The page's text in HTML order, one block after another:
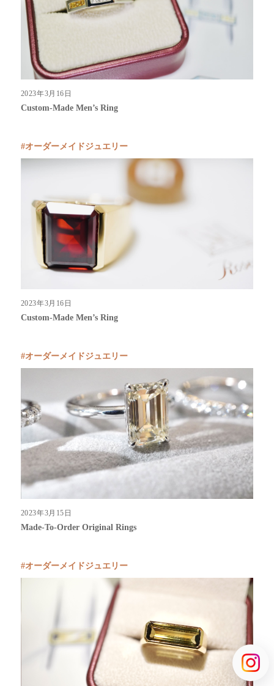
2023年3月16日
Custom-Made Men’s Ring
オーダーメイドジュエリー
2023年3月16日
Custom-Made Men’s Ring
オーダーメイドジュエリー
2023年3月15日
Made-To-Order Original Rings
オーダーメイドジュエリー